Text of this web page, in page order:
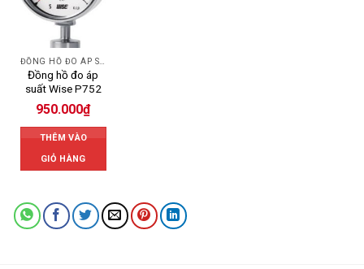
Đồng hồ đo áp
suất Wise P752
950.000₫
THÊM VÀO
GIỎ HÀNG